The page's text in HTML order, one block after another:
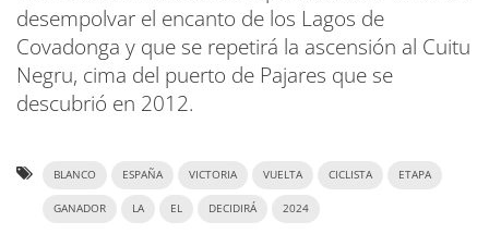
desempolvar el encanto de los Lagos de
Covadonga y que se repetirá la ascensión al Cuitu
Negru, cima del puerto de Pajares que se
descubrió en 2012.
BLANCO ESPAÑA VICTORIA VUELTA CICLISTA ETAPA
GANADOR LA EL DECIDIRÁ 2024